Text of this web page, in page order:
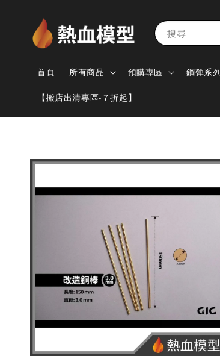
搜尋
首頁 所有商品 預購專區 鋼彈系列
【搬店出清專區-７折起】